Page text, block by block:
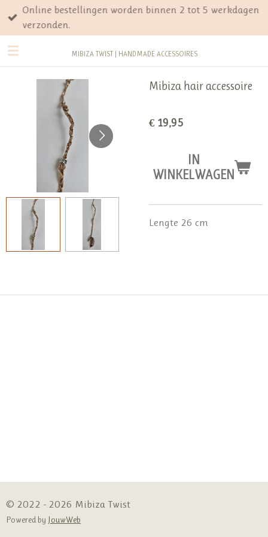
Ga
direct
naar
de
MIBIZA TWIST | HANDMADE ACCESSOIRES
Online bestellingen worden binnen 2 tot 5 werkdagen
verzonden.
Mibiza hair accessoire
€ 19,95
IN
WINKELWAGEN
Lengte 26 cm
© 2022 - 2026 Mibiza Twist
Powered by JouwWeb